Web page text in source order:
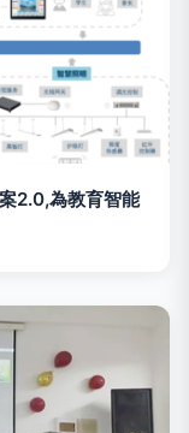
2.0,為教育智能